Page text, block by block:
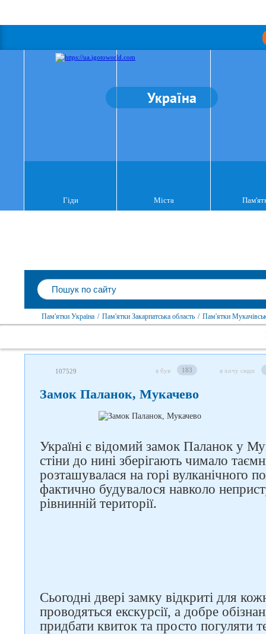
Україна
Гіди Міста
Пам'ятки Україна / Пам'ятки Закарпатська область / Пам'ятки
107529 я був 183 я хочу сюди
Замок Паланок, Мукачево
Україні є відомий замок Паланок у
стіни до нині зберігають чимало
розташувалася на горі вулканічного
фактично будувалося навколо
рівнинній території.
Сьогодні двері замку відкриті для
проводяться екскурсії, а добре
придбати квиток та просто погуляти